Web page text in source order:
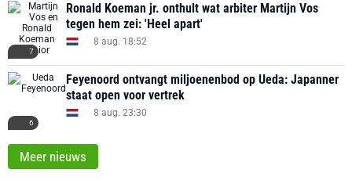
7
Ronald Koeman jr. onthult wat arbiter Martijn Vos
tegen hem zei: 'Heel apart'
8 aug. 18:52
6
Feyenoord ontvangt miljoenenbod op Ueda: Japanner
staat open voor vertrek
8 aug. 23:30
Meer nieuws